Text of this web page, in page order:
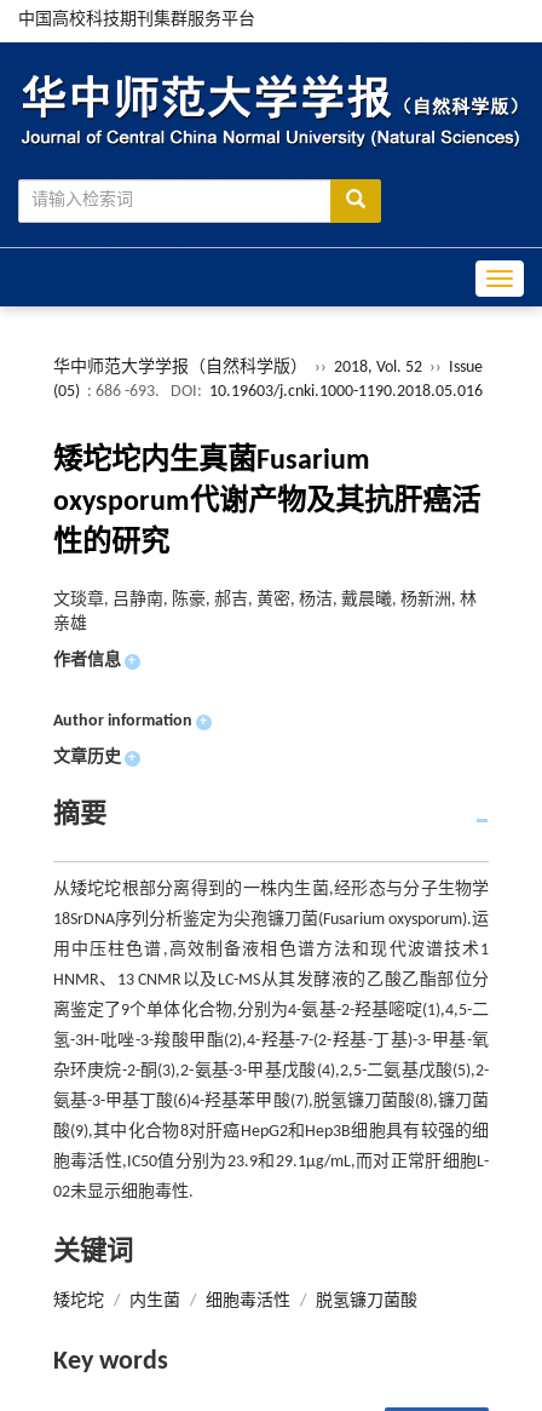
中国高校科技期刊集群服务平台
华中师范大学学报（自然科学版） ›› 2018, Vol. 52 ››
Issue
(05) : 686 -693. DOI: 10.19603/j.cnki.1000-1190.2018.05.016
矮坨坨内生真菌Fusarium
oxysporum代谢产物及其抗肝癌活
性的研究
文琰章, 吕静南, 陈豪, 郝吉, 黄密, 杨洁, 戴晨曦, 杨新洲, 林
亲雄
作者信息 +
Author information +
文章历史 +
摘要
从矮坨坨根部分离得到的一株内生菌,经形态与分子生物学
18SrDNA序列分析鉴定为尖孢镰刀菌(Fusarium oxysporum).运
用中压柱色谱,高效制备液相色谱方法和现代波谱技术1
HNMR、13 CNMR以及LC-MS从其发酵液的乙酸乙酯部位分
离鉴定了9个单体化合物,分别为4-氨基-2-羟基嘧啶(1),4,5-二
氢-3H-吡唑-3-羧酸甲酯(2),4-羟基-7-(2-羟基-丁基)-3-甲基-氧
杂环庚烷-2-酮(3),2-氨基-3-甲基戊酸(4),2,5-二氨基戊酸(5),2-
氨基-3-甲基丁酸(6)4-羟基苯甲酸(7),脱氢镰刀菌酸(8),镰刀菌
酸(9),其中化合物8对肝癌HepG2和Hep3B细胞具有较强的细
胞毒活性,IC50值分别为23.9和29.1μg/mL,而对正常肝细胞L-
02未显示细胞毒性.
关键词
矮坨坨 / 内生菌 / 细胞毒活性 / 脱氢镰刀菌酸
Key words